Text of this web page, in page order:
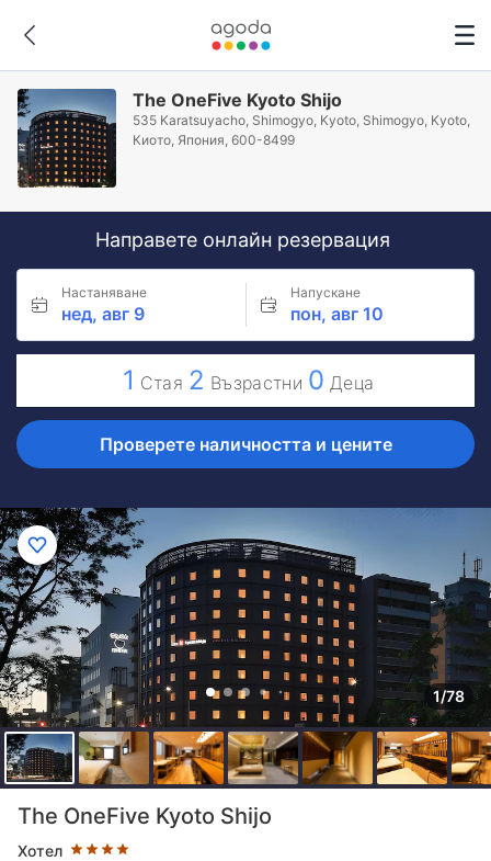
The OneFive Kyoto Shijo
535 Karatsuyacho, Shimogyo, Kyoto, Shimogyo, Kyoto,
Киото, Япония, 600-8499
Направете онлайн резервация
Настаняване
нед, авг 9
Напускане
пон, авг 10
1 Стая 2 Възрастни 0 Деца
Проверете наличността и цените
1/78
The OneFive Kyoto Shijo
Хотел
Оценка в звезди: 4 звезди